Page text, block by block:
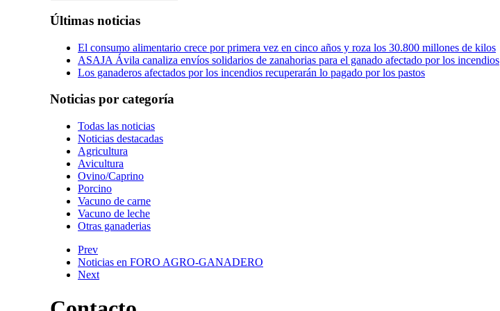
Últimas noticias
El consumo alimentario crece por primera vez en cinco años y roza los 30.800 millones de kilos
ASAJA Ávila canaliza envíos solidarios de zanahorias para el ganado afectado por los incendios
Los ganaderos afectados por los incendios recuperarán lo pagado por los pastos
Noticias por categoría
Todas las noticias
Noticias destacadas
Agricultura
Avicultura
Ovino/Caprino
Porcino
Vacuno de carne
Vacuno de leche
Otras ganaderias
Prev
Noticias en FORO AGRO-GANADERO
Next